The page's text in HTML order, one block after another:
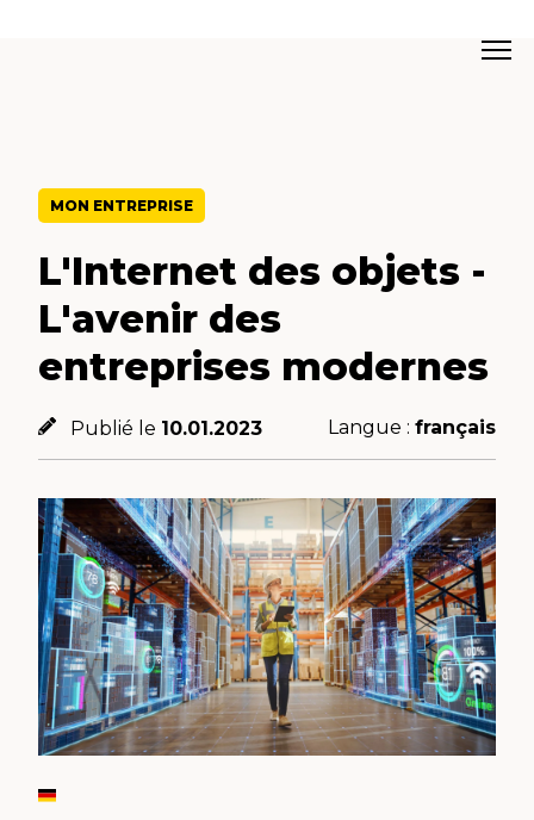
MON ENTREPRISE
L'Internet des objets -
L'avenir des
entreprises modernes
Publié le 10.01.2023 Langue : français